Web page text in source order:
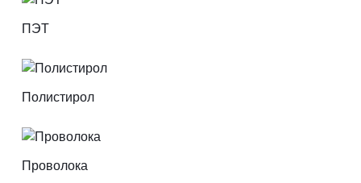
ПЭТ
Полистирол
Проволока